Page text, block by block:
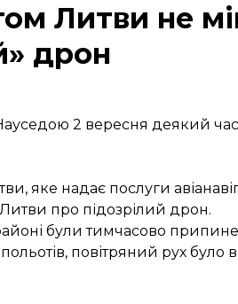
Литви не
дрон
2 вересня деякий
яке надає послуги
про підозрілий дрон.
були тимчасово
повітряний рух було